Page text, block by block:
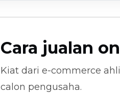
Cara jualan
Kiat dari e-commerce
calon pengusaha.